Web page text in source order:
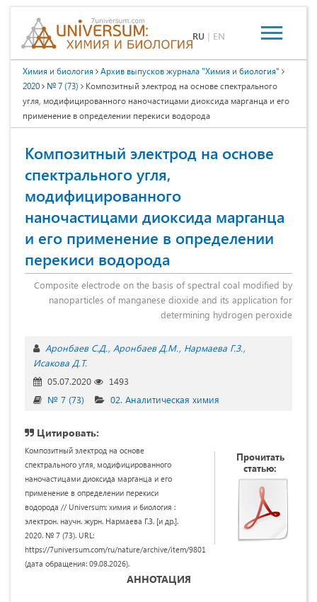
RU | EN
Химия и биология
Архив выпусков журнала "Химия и биология"
2020
№ 7 (73)
Композитный электрод на основе спектрального
угля, модифицированного наночастицами диоксида марганца и его
применение в определении перекиси водорода
Композитный электрод на основе
спектрального угля,
модифицированного
наночастицами диоксида марганца
и его применение в определении
перекиси водорода
Composite electrode on the basis of spectral coal modified by
nanoparticles of manganese dioxide and its application for
determining hydrogen peroxide
Аронбаев С.Д. Аронбаев Д.М. Нармаева Г.З.
Исакова Д.Т.
05.07.2020
1493
№ 7 (73)
02. Аналитическая химия
Цитировать:
Композитный электрод на основе
спектрального угля, модифицированного
наночастицами диоксида марганца и его
применение в определении перекиси
водорода // Universum: химия и биология :
электрон. научн. журн. Нармаева Г.З. [и др.].
2020. № 7 (73). URL:
https://7universum.com/ru/nature/archive/item/9801
(дата обращения: 09.08.2026).
Прочитать
статью:
АННОТАЦИЯ